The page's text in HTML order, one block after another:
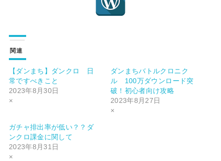
関連
【ダンまち】ダンクロ 日
常ですべきこと
2023年8月30日
×
ダンまちバトルクロニク
ル 100万ダウンロード突
破！初心者向け攻略
2023年8月27日
×
ガチャ排出率が低い？？ダ
ンクロ課金に関して
2023年8月31日
×